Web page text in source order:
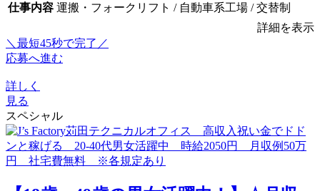
仕事内容 運搬・フォークリフト / 自動車系工場 / 交替制
詳細を表示
＼最短45秒で完了／
応募へ進む
詳しく
見る
スペシャル